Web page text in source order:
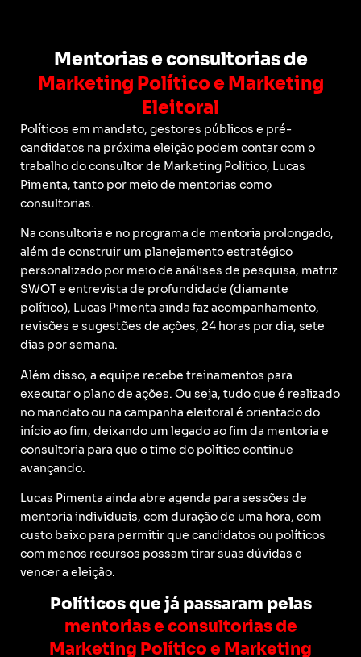
Mentorias e consultorias de
Marketing Político e Marketing
Eleitoral
Políticos em mandato, gestores públicos e pré-
candidatos na próxima eleição podem contar com o
trabalho do consultor de Marketing Político, Lucas
Pimenta, tanto por meio de mentorias como
consultorias.
Na consultoria e no programa de mentoria prolongado,
além de construir um planejamento estratégico
personalizado por meio de análises de pesquisa, matriz
SWOT e entrevista de profundidade (diamante
político), Lucas Pimenta ainda faz acompanhamento,
revisões e sugestões de ações, 24 horas por dia, sete
dias por semana.
Além disso, a equipe recebe treinamentos para
executar o plano de ações. Ou seja, tudo que é realizado
no mandato ou na campanha eleitoral é orientado do
início ao fim, deixando um legado ao fim da mentoria e
consultoria para que o time do político continue
avançando.
Lucas Pimenta ainda abre agenda para sessões de
mentoria individuais, com duração de uma hora, com
custo baixo para permitir que candidatos ou políticos
com menos recursos possam tirar suas dúvidas e
vencer a eleição.
Políticos que já passaram pelas
mentorias e consultorias de
Marketing Político e Marketing